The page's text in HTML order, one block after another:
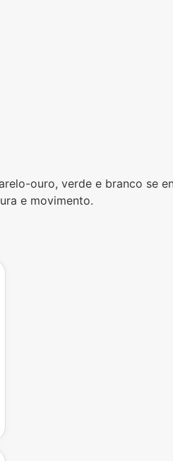
ouro, verde e branco se
e movimento.